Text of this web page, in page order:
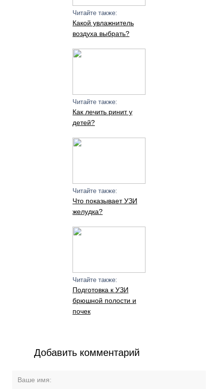
Читайте также:
Какой увлажнитель
воздуха выбрать?
Читайте также:
Как лечить ринит у
детей?
Читайте также:
Что показывает УЗИ
желудка?
Читайте также:
Подготовка к УЗИ
брюшной полости и
почек
Добавить комментарий